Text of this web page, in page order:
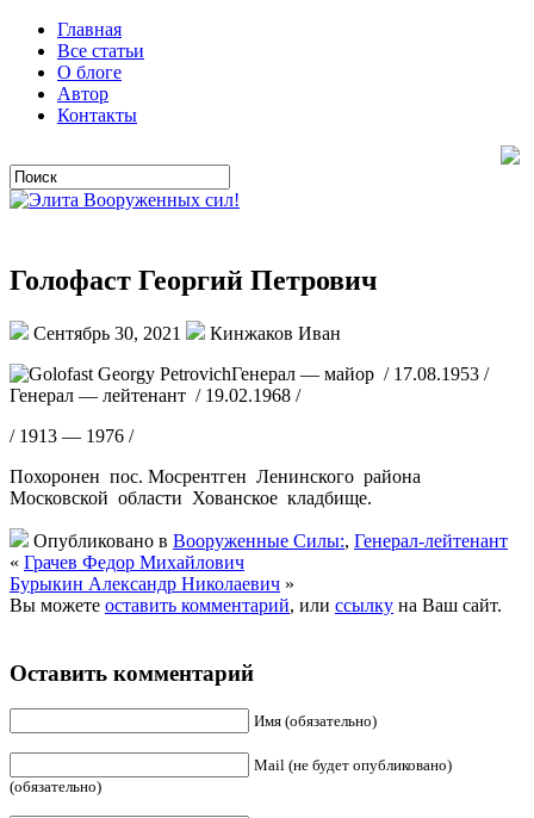
Главная
Все статьи
О блоге
Автор
Контакты
Голофаст Георгий Петрович
Сентябрь 30, 2021
Кинжаков Иван
Генерал — майор / 17.08.1953 /
Генерал — лейтенант / 19.02.1968 /
/ 1913 — 1976 /
Похоронен пос. Мосрентген Ленинского района
Московской области Хованское кладбище.
Опубликовано в Вооруженные Силы:, Генерал-лейтенант
« Грачев Федор Михайлович
Бурыкин Александр Николаевич »
Вы можете оставить комментарий, или ссылку на Ваш сайт.
Оставить комментарий
Имя (обязательно)
Mail (не будет опубликовано)
(обязательно)